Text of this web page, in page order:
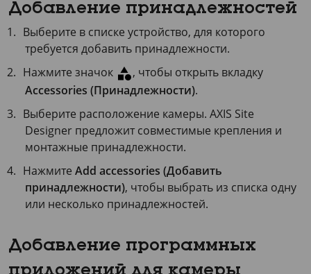
Добавление принадлежностей
Выберите в списке устройство, для которого
требуется добавить принадлежности.
Нажмите значок
, чтобы открыть вкладку
Accessories (Принадлежности).
Выберите расположение камеры.AXIS Site
Designer предложит совместимые крепления и
монтажные принадлежности.
НажмитеAdd accessories (Добавить
принадлежности), чтобы выбрать из списка одну
или несколько принадлежностей.
Добавление программных